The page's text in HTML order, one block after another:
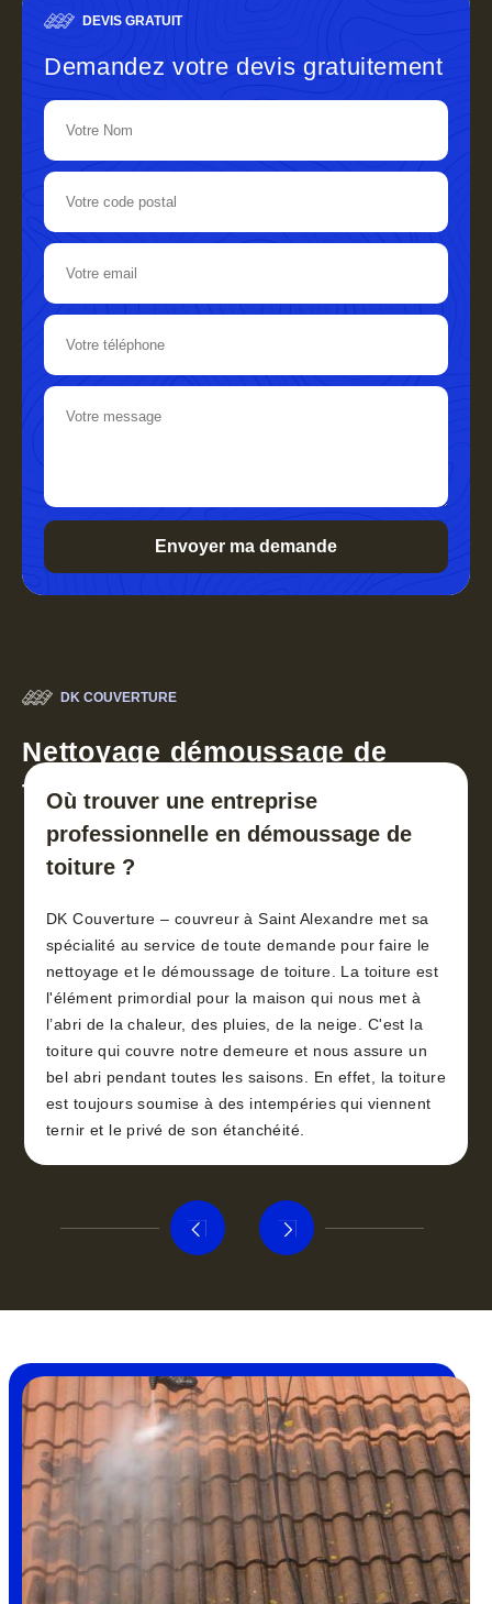
DEVIS GRATUIT
Demandez votre devis gratuitement
DK COUVERTURE
Nettoyage démoussage de
toiture 30
Où trouver une entreprise
professionnelle en démoussage de
toiture ?
DK Couverture – couvreur à Saint Alexandre met sa
spécialité au service de toute demande pour faire le
nettoyage et le démoussage de toiture. La toiture est
l'élément primordial pour la maison qui nous met à
l’abri de la chaleur, des pluies, de la neige. C'est la
toiture qui couvre notre demeure et nous assure un
bel abri pendant toutes les saisons. En effet, la toiture
est toujours soumise à des intempéries qui viennent
ternir et le privé de son étanchéité.